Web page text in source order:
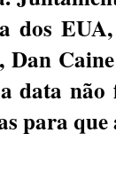
dos
data
para